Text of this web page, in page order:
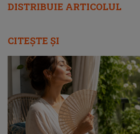
DISTRIBUIE ARTICOLUL
CITEȘTE ȘI